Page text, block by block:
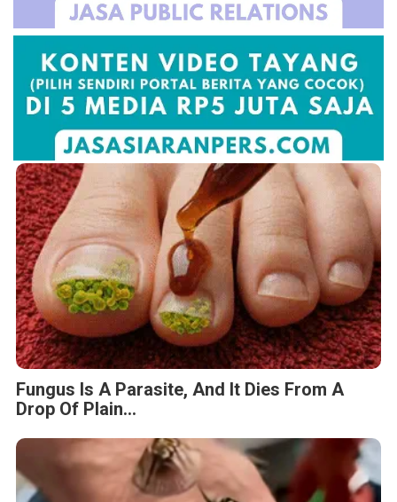
Fungus Is A Parasite, And It Dies From A
Drop Of Plain...